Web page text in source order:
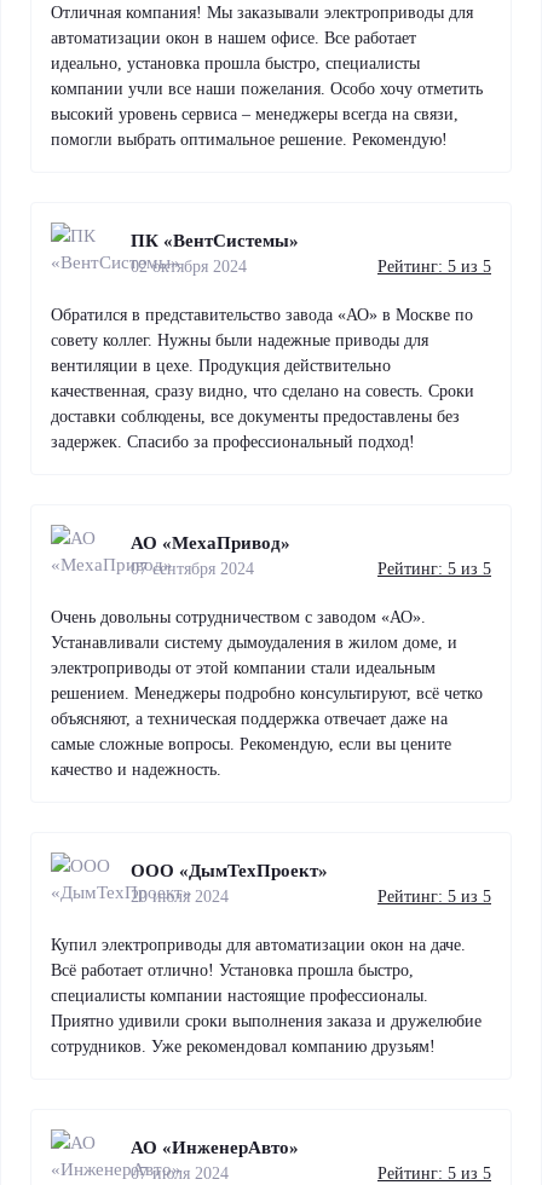
Отличная компания! Мы заказывали электроприводы для
автоматизации окон в нашем офисе. Все работает
идеально, установка прошла быстро, специалисты
компании учли все наши пожелания. Особо хочу отметить
высокий уровень сервиса – менеджеры всегда на связи,
помогли выбрать оптимальное решение. Рекомендую!
ПК «ВентСистемы»
02 октября 2024 Рейтинг: 5 из 5
Обратился в представительство завода «АО» в Москве по
совету коллег. Нужны были надежные приводы для
вентиляции в цехе. Продукция действительно
качественная, сразу видно, что сделано на совесть. Сроки
доставки соблюдены, все документы предоставлены без
задержек. Спасибо за профессиональный подход!
АО «МехаПривод»
07 сентября 2024 Рейтинг: 5 из 5
Очень довольны сотрудничеством с заводом «АО».
Устанавливали систему дымоудаления в жилом доме, и
электроприводы от этой компании стали идеальным
решением. Менеджеры подробно консультируют, всё четко
объясняют, а техническая поддержка отвечает даже на
самые сложные вопросы. Рекомендую, если вы цените
качество и надежность.
ООО «ДымТехПроект»
20 июля 2024 Рейтинг: 5 из 5
Купил электроприводы для автоматизации окон на даче.
Всё работает отлично! Установка прошла быстро,
специалисты компании настоящие профессионалы.
Приятно удивили сроки выполнения заказа и дружелюбие
сотрудников. Уже рекомендовал компанию друзьям!
АО «ИнженерАвто»
07 июля 2024 Рейтинг: 5 из 5